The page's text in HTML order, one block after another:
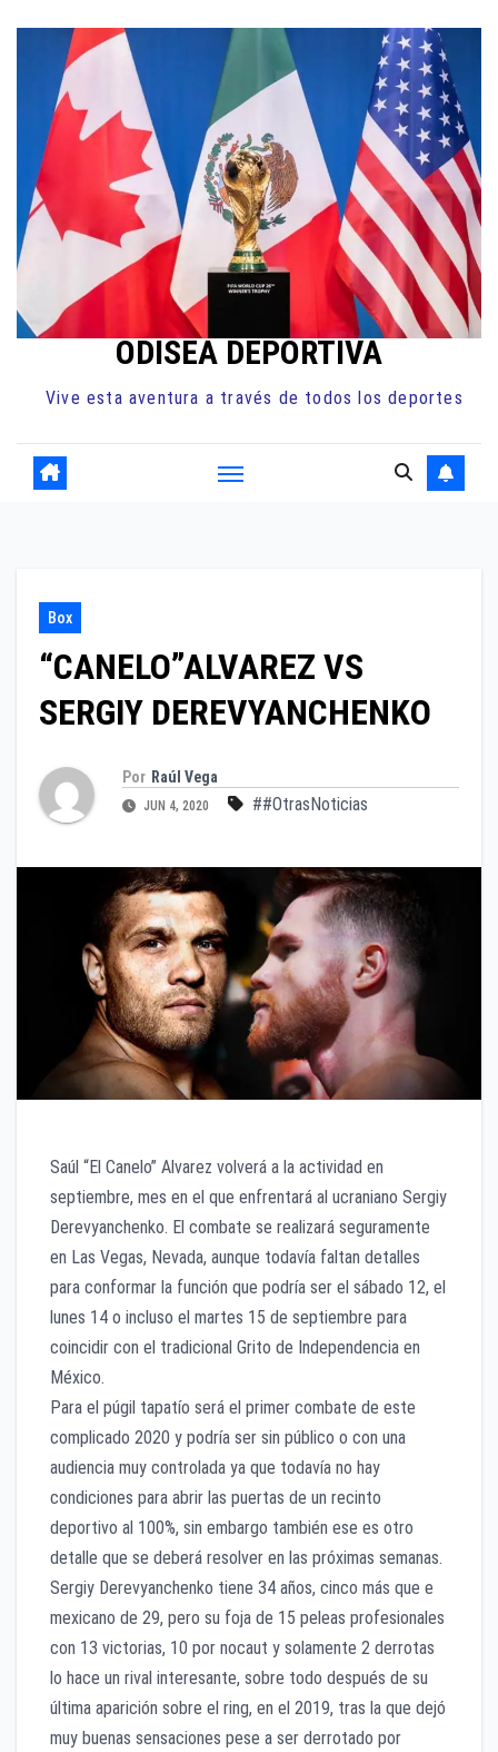
contenido
ODISEA DEPORTIVA
Vive esta aventura a través de todos los deportes
Box
“CANELO”ALVAREZ VS
SERGIY DEREVYANCHENKO
Por Raúl Vega
JUN 4, 2020 ##OtrasNoticias
Saúl “El Canelo” Alvarez volverá a la actividad en
septiembre, mes en el que enfrentará al ucraniano Sergiy
Derevyanchenko. El combate se realizará seguramente
en Las Vegas, Nevada, aunque todavía faltan detalles
para conformar la función que podría ser el sábado 12, el
lunes 14 o incluso el martes 15 de septiembre para
coincidir con el tradicional Grito de Independencia en
México.
Para el púgil tapatío será el primer combate de este
complicado 2020 y podría ser sin público o con una
audiencia muy controlada ya que todavía no hay
condiciones para abrir las puertas de un recinto
deportivo al 100%, sin embargo también ese es otro
detalle que se deberá resolver en las próximas semanas.
Sergiy Derevyanchenko tiene 34 años, cinco más que e
mexicano de 29, pero su foja de 15 peleas profesionales
con 13 victorias, 10 por nocaut y solamente 2 derrotas
lo hace un rival interesante, sobre todo después de su
última aparición sobre el ring, en el 2019, tras la que dejó
muy buenas sensaciones pese a ser derrotado por